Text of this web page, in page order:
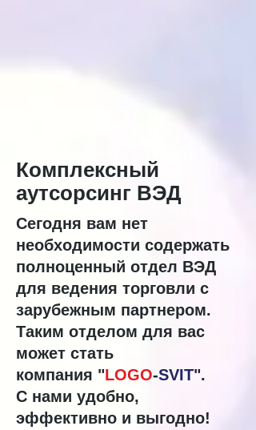
Комплексный
аутсорсинг ВЭД
Сегодня вам нет
необходимости содержать
полноценный отдел ВЭД
для ведения торговли с
зарубежным партнером.
Таким отделом для вас
может стать
компания "LOGO-SVIT".
С нами удобно,
эффективно и выгодно!